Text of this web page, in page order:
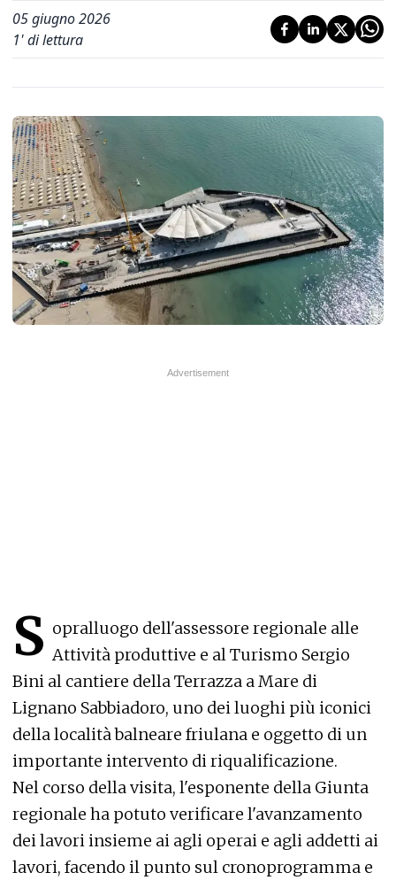
05 giugno 2026
1' di lettura
S opralluogo dell'assessore regionale alle
Attività produttive e al Turismo Sergio
Bini al cantiere della Terrazza a Mare di
Lignano Sabbiadoro, uno dei luoghi più iconici
della località balneare friulana e oggetto di un
importante intervento di riqualificazione.
Nel corso della visita, l'esponente della Giunta
regionale ha potuto verificare l'avanzamento
dei lavori insieme ai agli operai e agli addetti ai
lavori, facendo il punto sul cronoprogramma e